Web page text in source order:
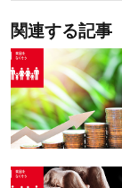
関連する記事